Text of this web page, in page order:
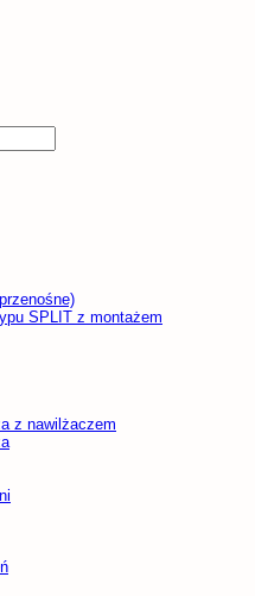
SPLIT z montażem
z nawilżaczem